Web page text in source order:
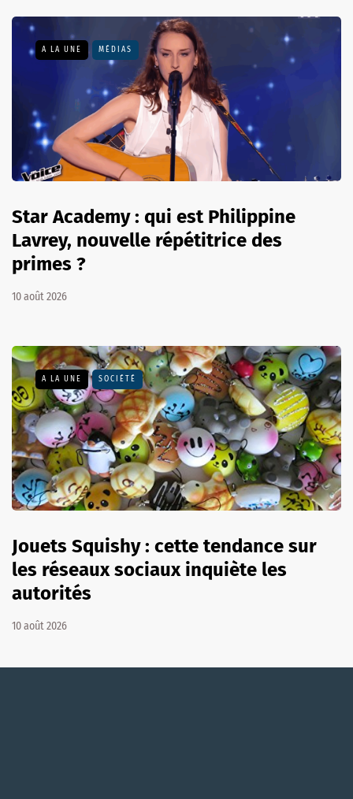
A LA UNE MÉDIAS
Star Academy : qui est Philippine
Lavrey, nouvelle répétitrice des
primes ?
10 août 2026
A LA UNE SOCIÉTÉ
Jouets Squishy : cette tendance sur
les réseaux sociaux inquiète les
autorités
10 août 2026